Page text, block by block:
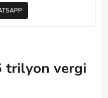
trilyon vergi